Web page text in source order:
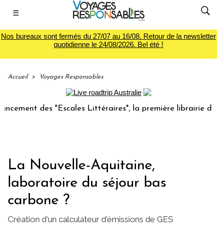
☰
Nos bureaux sont fermés du 27/07 au 16/08. Retour de la newsletter
quotidienne le 24/08/2026. Bel été !
Accueil > Voyages Responsables
des "Escales Littéraires", la première librairie du voyage
La Nouvelle-Aquitaine,
laboratoire du séjour bas
carbone ?
Création d'un calculateur d'émissions de GES